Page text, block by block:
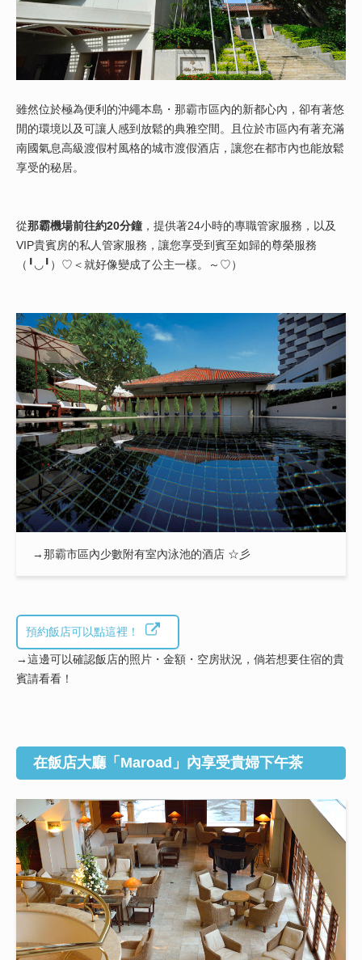
雖然位於極為便利的沖繩本島・那霸市區內的新都心內，卻有著悠
閒的環境以及可讓人感到放鬆的典雅空間。且位於市區內有著充滿
南國氣息高級渡假村風格的城市渡假酒店，讓您在都市內也能放鬆
享受的秘居。
從那霸機場前往約20分鐘 ，提供著24小時的專職管家服務，以及
VIP貴賓房的私人管家服務，讓您享受到賓至如歸的尊榮服務
（╹◡╹）♡＜就好像變成了公主一樣。～♡）
→那霸市區內少數附有室內泳池的酒店 ☆彡
預約飯店可以點這裡！
→這邊可以確認飯店的照片・金額・空房狀況，倘若想要住宿的貴
賓請看看！
在飯店大廳「Maroad」內享受貴婦下午茶